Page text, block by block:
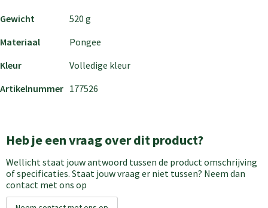
Gewicht
520 g
Materiaal
Pongee
Kleur
Volledige kleur
Artikelnummer 177526
Heb je een vraag over dit product?
Wellicht staat jouw antwoord tussen de product omschrijving
of specificaties. Staat jouw vraag er niet tussen? Neem dan
contact met ons op